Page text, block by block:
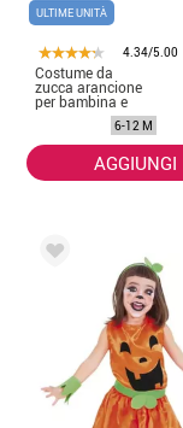
ULTIME UNITÀ
4.34/5.00
Costume da
zucca arancione
per bambina e
neonato 6-12 M
AGGIUNGI